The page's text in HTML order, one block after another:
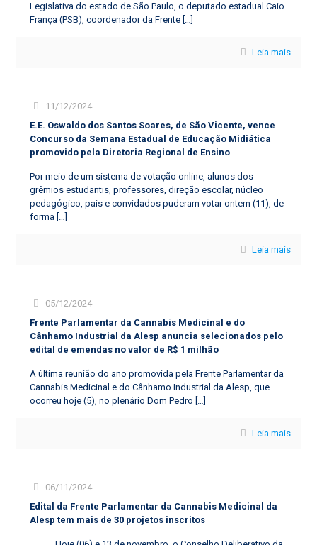
Legislativa do estado de São Paulo, o deputado estadual Caio
França (PSB), coordenador da Frente […]
Leia mais
11/12/2024
E.E. Oswaldo dos Santos Soares, de São Vicente, vence
Concurso da Semana Estadual de Educação Midiática
promovido pela Diretoria Regional de Ensino
Por meio de um sistema de votação online, alunos dos
grêmios estudantis, professores, direção escolar, núcleo
pedagógico, pais e convidados puderam votar ontem (11), de
forma […]
Leia mais
05/12/2024
Frente Parlamentar da Cannabis Medicinal e do
Cânhamo Industrial da Alesp anuncia selecionados pelo
edital de emendas no valor de R$ 1 milhão
A última reunião do ano promovida pela Frente Parlamentar da
Cannabis Medicinal e do Cânhamo Industrial da Alesp, que
ocorreu hoje (5), no plenário Dom Pedro […]
Leia mais
06/11/2024
Edital da Frente Parlamentar da Cannabis Medicinal da
Alesp tem mais de 30 projetos inscritos